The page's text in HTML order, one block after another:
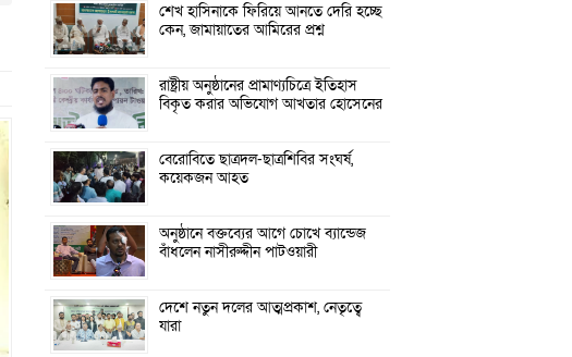
শেখ হাসিনাকে ফিরিয়ে আনতে দেরি হচ্ছে
কেন, জামায়াতের আমিরের প্রশ্ন
রাষ্ট্রীয় অনুষ্ঠানের প্রামাণ্যচিত্রে ইতিহাস
বিকৃত করার অভিযোগ আখতার হোসেনের
বেরোবিতে ছাত্রদল-ছাত্রশিবির সংঘর্ষ,
কয়েকজন আহত
অনুষ্ঠানে বক্তব্যের আগে চোখে ব্যান্ডেজ
বাঁধলেন নাসীরুদ্দীন পাটওয়ারী
দেশে নতুন দলের আত্মপ্রকাশ, নেতৃত্বে
যারা